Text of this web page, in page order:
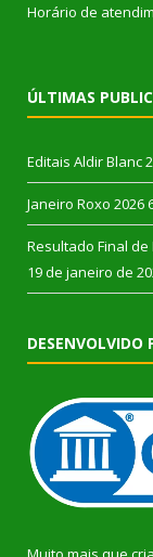
Horário de
ÚLTIMAS
Editais Aldir Blanc
Janeiro Roxo 2026
Resultado Final
19 de janeiro de
DESENVOLVIDO